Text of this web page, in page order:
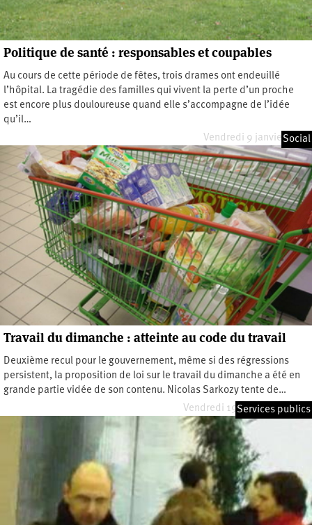
Politique de santé : responsables et coupables
Au cours de cette période de fêtes, trois drames ont endeuillé
l’hôpital. La tragédie des familles qui vivent la perte d’un proche
est encore plus douloureuse quand elle s’accompagne de l’idée
qu’il…
Vendredi 9 janvier 2009
Social
Travail du dimanche : atteinte au code du travail
Deuxième recul pour le gouvernement, même si des régressions
persistent, la proposition de loi sur le travail du dimanche a été en
grande partie vidée de son contenu. Nicolas Sarkozy tente de…
Vendredi 19 décembre 2008
Services publics